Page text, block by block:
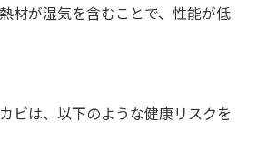
材が湿気を含むことで、性能が低
ビは、以下のような健康リスクを